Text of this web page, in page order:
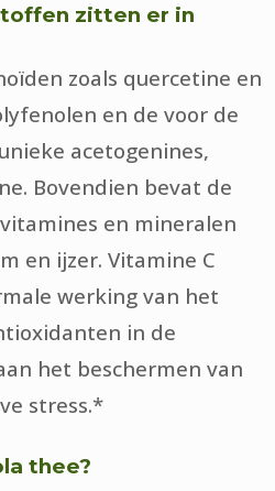
zitten er in
zoals quercetine en
en de voor de
acetogenines,
Bovendien bevat de
en mineralen
en ijzer. Vitamine C
werking van het
in de
het beschermen van
stress.*
thee?